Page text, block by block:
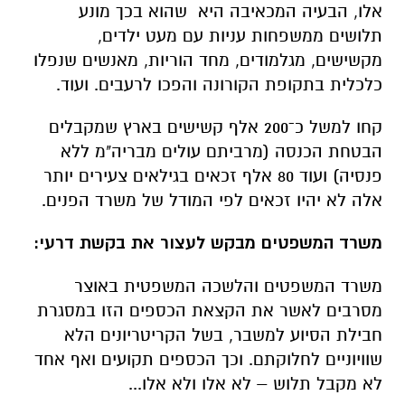
אלו, הבעיה המכאיבה היא שהוא בכך מונע
תלושים ממשפחות עניות עם מעט ילדים,
מקשישים, מגלמודים, מחד הוריות, מאנשים שנפלו
כלכלית בתקופת הקורונה והפכו לרעבים. ועוד.
קחו למשל כ־200 אלף קשישים בארץ שמקבלים
הבטחת הכנסה (מרביתם עולים מבריה"מ ללא
פנסיה) ועוד 80 אלף זכאים בגילאים צעירים יותר
אלה לא יהיו זכאים לפי המודל של משרד הפנים.
משרד המשפטים מבקש לעצור את בקשת דרעי:
משרד המשפטים והלשכה המשפטית באוצר
מסרבים לאשר את הקצאת הכספים הזו במסגרת
חבילת הסיוע למשבר, בשל הקריטריונים הלא
שוויוניים לחלוקתם. וכך הכספים תקועים ואף אחד
לא מקבל תלוש – לא אלו ולא אלו...